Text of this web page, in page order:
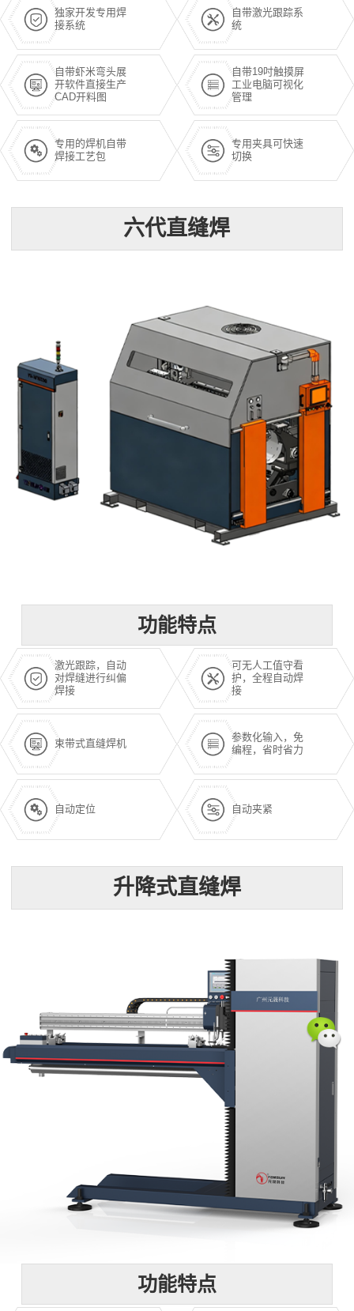
独家开发专用焊
接系统
自带激光跟踪系
统
自带虾米弯头展
开软件直接生产
CAD开料图
自带19吋触摸屏
工业电脑可视化
管理
专用的焊机自带
焊接工艺包
专用夹具可快速
切换
六代直缝焊
功能特点
激光跟踪，自动
对焊缝进行纠偏
焊接
可无人工值守看
护，全程自动焊
接
束带式直缝焊机
参数化输入，免
编程，省时省力
自动定位 自动夹紧
升降式直缝焊
功能特点